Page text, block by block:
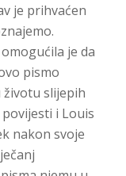
je prihvaćen
je da
pismo
slijepih
i Louis
nakon svoje